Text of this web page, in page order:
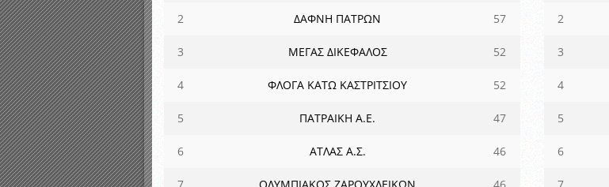
2 ΔΑΦΝΗ ΠΑΤΡΩΝ 57
3 ΜΕΓΑΣ ΔΙΚΕΦΑΛΟΣ 52
4 ΦΛΟΓΑ ΚΑΤΩ ΚΑΣΤΡΙΤΣΙΟΥ 52
5 ΠΑΤΡΑΙΚΗ Α.Ε. 47
6 ΑΤΛΑΣ Α.Σ. 46
2
3
4
5
6